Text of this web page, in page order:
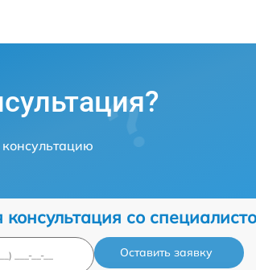
консультация со
Оставить заявку